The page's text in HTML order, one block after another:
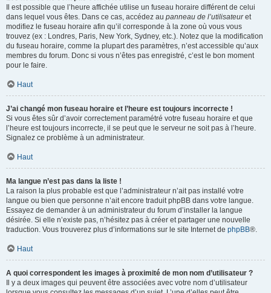
Il est possible que l’heure affichée utilise un fuseau horaire différent de celui
dans lequel vous êtes. Dans ce cas, accédez au panneau de l’utilisateuret
modifiez le fuseau horaire afin qu’il corresponde à la zone où vous vous
trouvez (ex : Londres, Paris, New York, Sydney, etc.). Notez que la modification
du fuseau horaire, comme la plupart des paramètres, n’est accessible qu’aux
membres du forum. Donc si vous n’êtes pas enregistré, c’est le bon moment
pour le faire.
Haut
J’ai changé mon fuseau horaire et l’heure est toujours incorrecte !
Si vous êtes sûr d’avoir correctement paramétré votre fuseau horaire et que
l’heure est toujours incorrecte, il se peut que le serveur ne soit pas à l’heure.
Signalez ce problème à un administrateur.
Haut
Ma langue n’est pas dans la liste !
La raison la plus probable est que l’administrateur n’ait pas installé votre
langue ou bien que personne n’ait encore traduit phpBB dans votre langue.
Essayez de demander à un administrateur du forum d’installer la langue
désirée. Si elle n’existe pas, n’hésitez pas à créer et partager une nouvelle
traduction. Vous trouverez plus d’informations sur le site Internet de phpBB®.
Haut
A quoi correspondent les images à proximité de mon nom d’utilisateur ?
Il y a deux images qui peuvent être associées avec votre nom d’utilisateur